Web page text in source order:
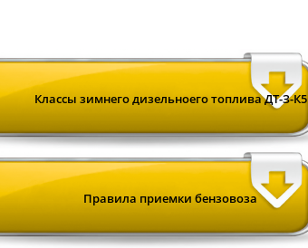
Классы зимнего дизельноего топлива ДТ-З-К5
Правила приемки бензовоза